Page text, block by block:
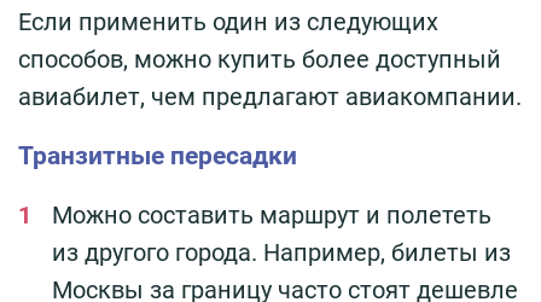
Если применить один из следующих
способов, можно купить более доступный
авиабилет, чем предлагают авиакомпании.
Транзитные пересадки
Можно составить маршрут и полететь
из другого города. Например, билеты из
Москвы за границу часто стоят дешевле